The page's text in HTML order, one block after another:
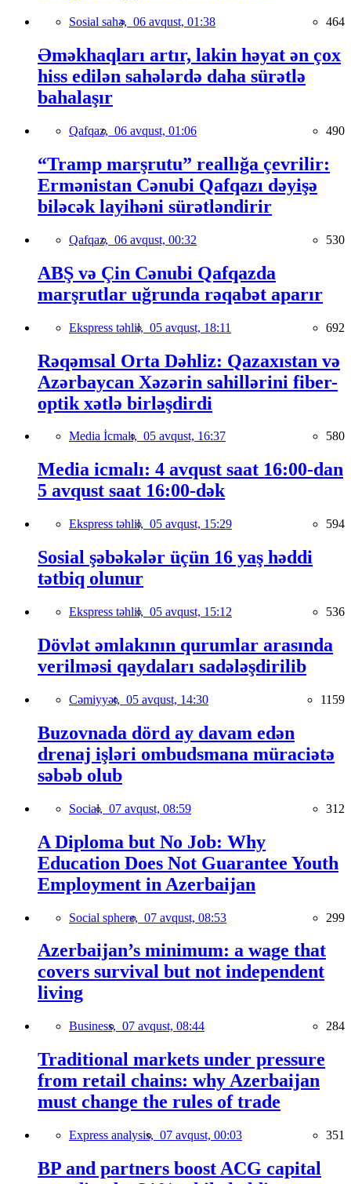
Sosial sahə, 06 avqust, 01:38 464
Əməkhaqları artır, lakin həyat ən çox
hiss edilən sahələrdə daha sürətlə
bahalaşır
Qafqaz, 06 avqust, 01:06 490
“Tramp marşrutu” reallığa çevrilir:
Ermənistan Cənubi Qafqazı dəyişə
biləcək layihəni sürətləndirir
Qafqaz, 06 avqust, 00:32 530
ABŞ və Çin Cənubi Qafqazda
marşrutlar uğrunda rəqabət aparır
Ekspress təhlil, 05 avqust, 18:11 692
Rəqəmsal Orta Dəhliz: Qazaxıstan və
Azərbaycan Xəzərin sahillərini fiber-
optik xətlə birləşdirdi
Media İcmalı, 05 avqust, 16:37 580
Media icmalı: 4 avqust saat 16:00-dan
5 avqust saat 16:00-dək
Ekspress təhlil, 05 avqust, 15:29 594
Sosial şəbəkələr üçün 16 yaş həddi
tətbiq olunur
Ekspress təhlil, 05 avqust, 15:12 536
Dövlət əmlakının qurumlar arasında
verilməsi qaydaları sadələşdirilib
Cəmiyyət, 05 avqust, 14:30 1159
Buzovnada dörd ay davam edən
drenaj işləri ombudsmana müraciətə
səbəb olub
Social, 07 avqust, 08:59 312
A Diploma but No Job: Why
Education Does Not Guarantee Youth
Employment in Azerbaijan
Social sphere, 07 avqust, 08:53 299
Azerbaijan’s minimum: a wage that
covers survival but not independent
living
Business, 07 avqust, 08:44 284
Traditional markets under pressure
from retail chains: why Azerbaijan
must change the rules of trade
Express analysis, 07 avqust, 00:03 351
BP and partners boost ACG capital